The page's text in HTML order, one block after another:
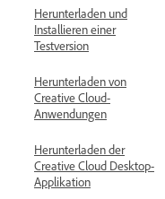
Herunterladen und
Installieren einer
Testversion
Herunterladen von
Creative Cloud-
Anwendungen
Herunterladen der
Creative Cloud Desktop-
Applikation